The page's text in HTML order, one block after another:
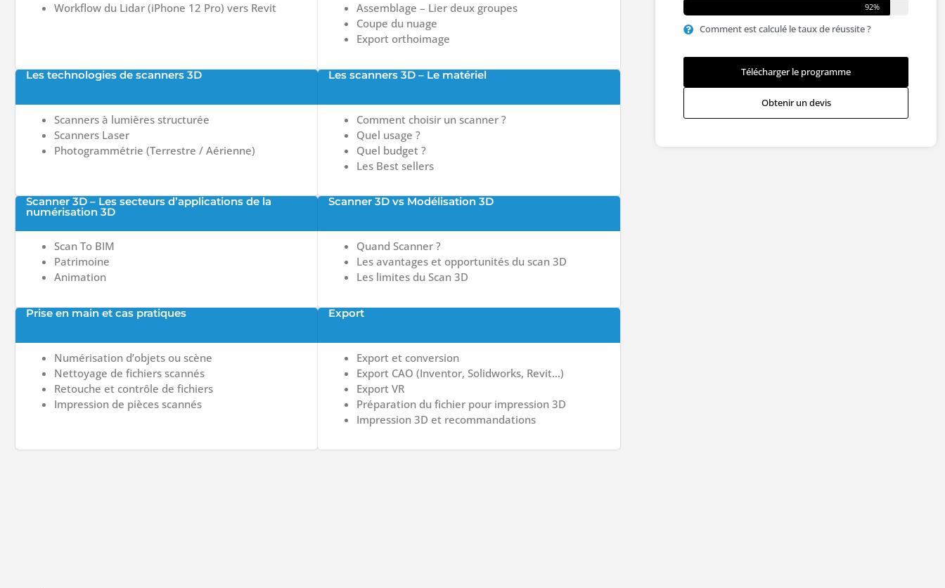
Workflow du Lidar (iPhone 12 Pro) vers Revit
Assemblage – Lier deux groupes
Coupe du nuage
Export orthoimage
Les technologies de scanners 3D
Scanners à lumières structurée
Scanners Laser
Photogrammétrie (Terrestre / Aérienne)
Les scanners 3D – Le matériel
Comment choisir un scanner ?
Quel usage ?
Quel budget ?
Les Best sellers
Scanner 3D – Les secteurs d’applications de la
numérisation 3D
Scan To BIM
Patrimoine
Animation
Scanner 3D vs Modélisation 3D
Quand Scanner ?
Les avantages et opportunités du scan 3D
Les limites du Scan 3D
Prise en main et cas pratiques
Numérisation d’objets ou scène
Nettoyage de fichiers scannés
Retouche et contrôle de fichiers
Impression de pièces scannés
Export
Export et conversion
Export CAO (Inventor, Solidworks, Revit…)
Export VR
Préparation du fichier pour impression 3D
Impression 3D et recommandations
92%
Comment est calculé le taux de réussite ?
Télécharger le programme
Obtenir un devis